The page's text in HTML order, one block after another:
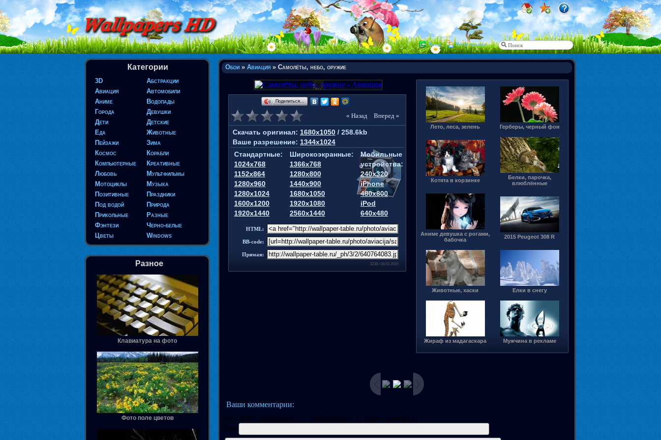
Вход Регистрация
Категории
3D
Абстракции
Авиация
Автомобили
Аниме
Водопады
Города
Девушки
Дети
Детские
Еда
Животные
Пейзажи
Зима
Космос
Корабли
Компьютерные
Креативные
Любовь
Мультфильмы
Мотоциклы
Музыка
Позитивные
Праздники
Под водой
Природа
Прикольные
Разные
Фэнтези
Черно-белые
Цветы
Windows
Разное
Клавиатура на фото
Фото поле цветов
Обои » Авиация » Самолёты, небо, оружие
Поделиться…
« Назад Вперед »
Скачать оригинал: 1680x1050 / 258.6kb
Ваше разрешение: 1344x1024
Стандартные:
1024x768
1152x864
1280x960
1280x1024
1600x1200
1920x1440
Широкоэкранные:
1366x768
1280x800
1440x900
1680x1050
1920x1080
2560x1440
Мобильные
устройства:
240x320
iPhone
480x800
iPod
640x480
HTML:
BB-code:
Прямая:
3238 / 08.02.2015
Лето, леса, зелень Герберы, черный фон
Котята в корзинке
Белки, парочка,
влюблённые
Аниме девушка с рогами,
бабочка
2015 Peugeot 308 R
Животные, хаски Елки в снегу
Жираф из мадагаскара Мужчина в рекламе
Ваши комментарии:
dth="80%" cellspacing="1" cellpadding="2" class="commTd1">
Имя: